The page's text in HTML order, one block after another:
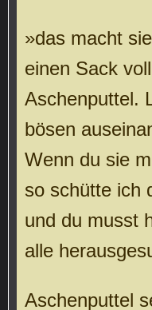
»das macht
einen Sack
Aschenputtel.
bösen
Wenn du sie
so schütte ich
und du musst
alle
Aschenputtel